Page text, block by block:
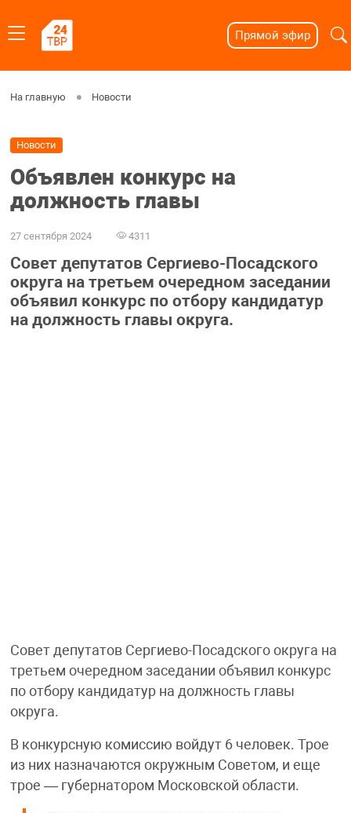
Прямой эфир
На главную Новости
Новости
Объявлен конкурс на
должность главы
27 сентября 2024 4311
Совет депутатов Сергиево-Посадского
округа на третьем очередном заседании
объявил конкурс по отбору кандидатур
на должность главы округа.
Совет депутатов Сергиево-Посадского округа на
третьем очередном заседании объявил конкурс
по отбору кандидатур на должность главы
округа.
В конкурсную комиссию войдут 6 человек. Трое
из них назначаются окружным Советом, и еще
трое — губернатором Московской области.